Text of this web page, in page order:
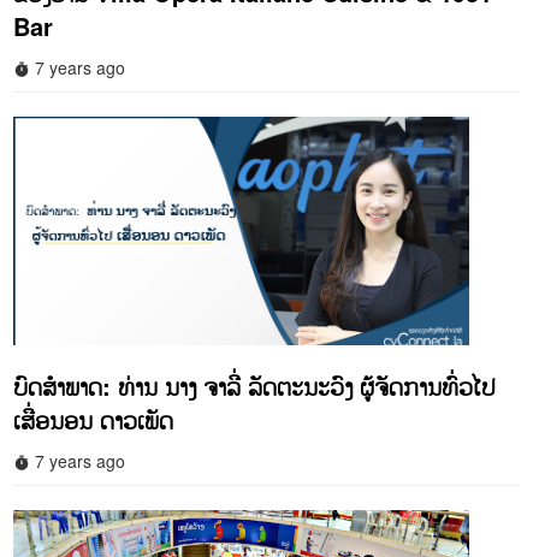
Bar
timer 7 years ago
ບົດສໍາພາດ: ທ່ານ ນາງ ຈາລີ່ ລັດຕະນະວົງ ຜູ້ຈັດການທົ່ວໄປ
ເສື່ອນອນ ດາວເພັດ
timer 7 years ago